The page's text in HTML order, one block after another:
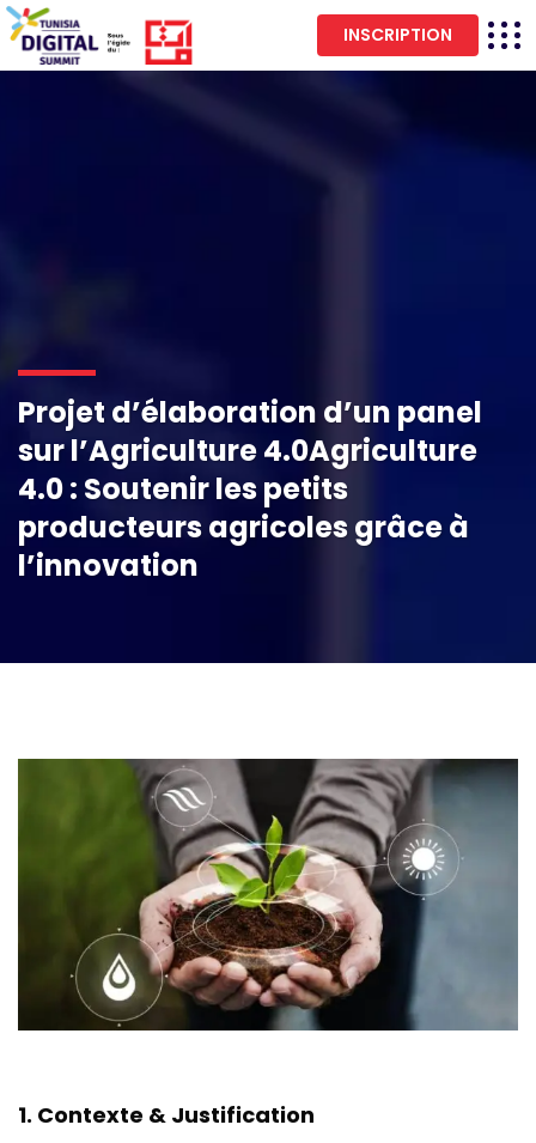
INSCRIPTION
Projet d’élaboration d’un panel
sur l’Agriculture 4.0Agriculture
4.0 : Soutenir les petits
producteurs agricoles grâce à
l’innovation
1. Contexte & Justification